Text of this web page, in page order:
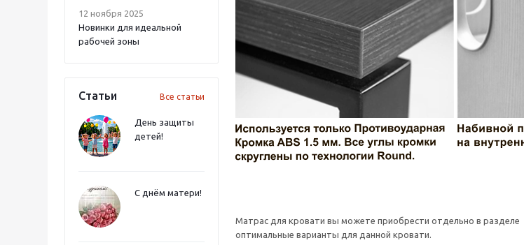
12 ноября 2025
Новинки для идеальной
рабочей зоны
Статьи Все статьи
День защиты
детей!
С днём матери!
Матрас для кровати вы можете приобрести отдельно в разделе
оптимальные варианты для данной кровати.